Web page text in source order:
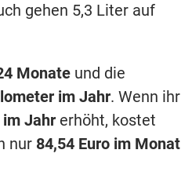
gehen 5,3 Liter auf
Monate und die
im Jahr. Wenn ihr
Jahr erhöht, kostet
nur 84,54 Euro im Monat